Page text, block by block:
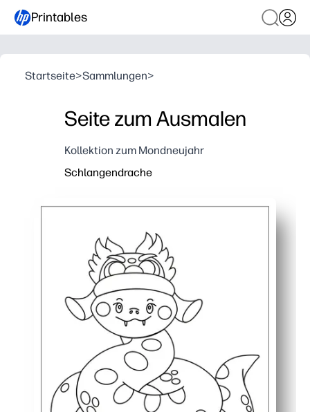
Printables
Startseite>Sammlungen>
Seite zum Ausmalen
Kollektion zum Mondneujahr
Schlangendrache